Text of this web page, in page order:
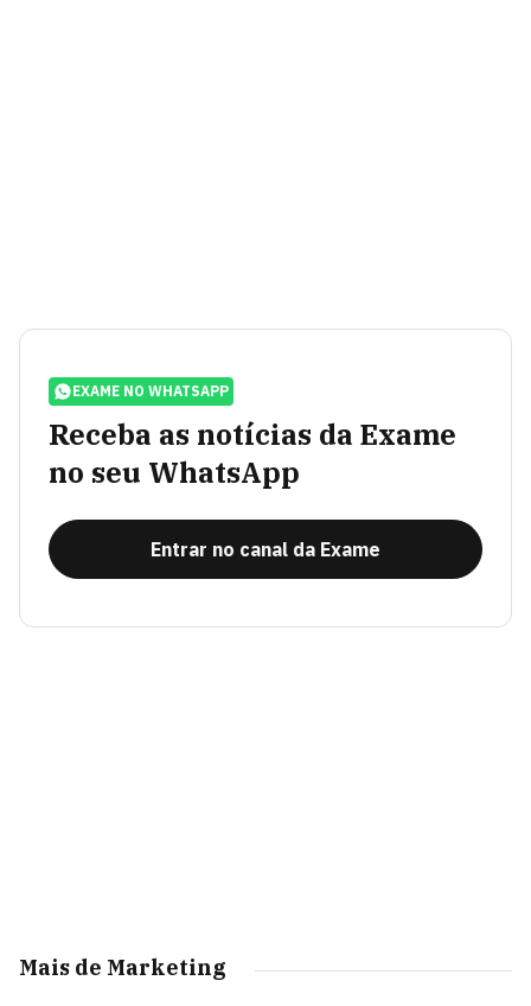
EXAME NO WHATSAPP
Receba as notícias da Exame
no seu WhatsApp
Entrar no canal da Exame
Mais de Marketing